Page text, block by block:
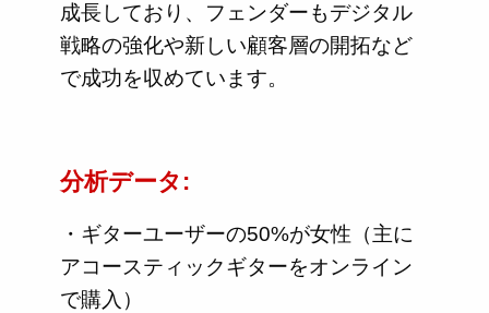
成長しており、フェンダーもデジタル
戦略の強化や新しい顧客層の開拓など
で成功を収めています。
分析データ:
・ギターユーザーの50%が女性（主に
アコースティックギターをオンライン
で購入）